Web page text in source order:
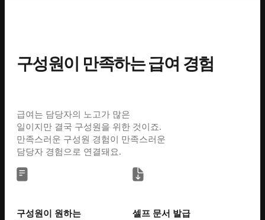
구성원이 만족하는 급여 경험
급여는 담당자의 노고가 많은
일이지만 결국 구성원을 위한 것이죠.
만족스러운 구성원 경험이 만족스러운
담당자 경험으로 연결돼요.
구성원이 원하는
셀프 문서 발급